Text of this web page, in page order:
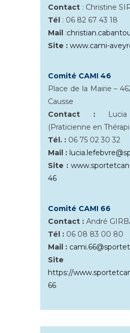
Contact : Christine
Tél : 06 82 67 43 18
Mail :
Site : www.cami-
Comité CAMI 46
Place de la Mairie –
Causse
Contact :Lucia
(Praticienne en
Tél. : 06 75 02 30 32
Mail :
Site :
46
Comité CAMI 66
Contact : André
Tél : 06 08 83 00 80
Mail :
https://
66